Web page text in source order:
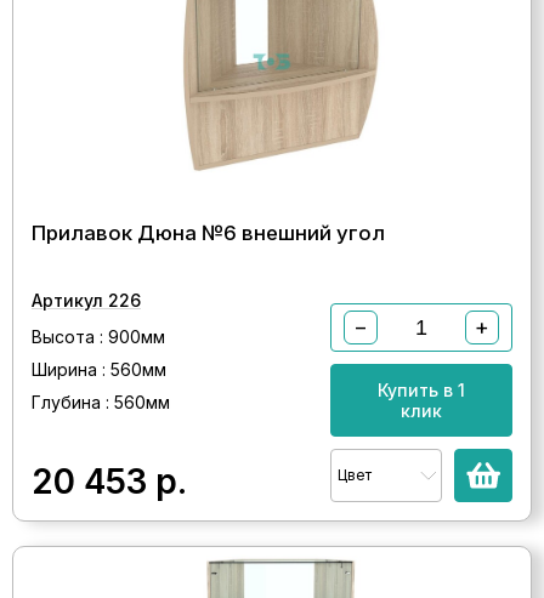
Прилавок Дюна №6 внешний угол
Артикул 226
Высота : 900мм
Ширина : 560мм
Глубина : 560мм
20 453 р.
− +
Купить в 1
клик
Цвет